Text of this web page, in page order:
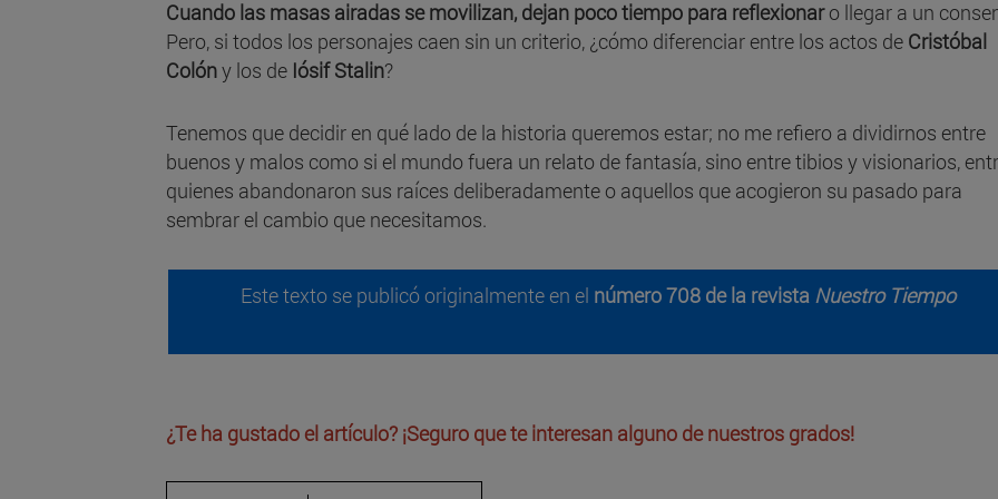
Cuando las masas airadas se movilizan, dejan poco tiempo para reflexionaro llegar a un
Pero, si todos los personajes caen sin un criterio, ¿cómo diferenciar entre los actos de Cristóbal
Colóny los de Iósif Stalin?
Tenemos que decidir en qué lado de la historia queremos estar; no me refiero a dividirnos entre
buenos y malos como si el mundo fuera un relato de fantasía, sino entre tibios y visionarios,
quienes abandonaron sus raíces deliberadamente o aquellos que acogieron su pasado para
sembrar el cambio que necesitamos.
Este texto se publicó originalmente en el número 708 de la revista Nuestro Tiempo
¿Te ha gustado el artículo? ¡Seguro que te interesan alguno de nuestros grados!